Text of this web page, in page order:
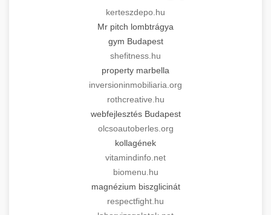
kerteszdepo.hu
Mr pitch lombtrágya
gym Budapest
shefitness.hu
property marbella
inversioninmobiliaria.org
rothcreative.hu
webfejlesztés Budapest
olcsoautoberles.org
kollagének
vitamindinfo.net
biomenu.hu
magnézium biszglicinát
respectfight.hu